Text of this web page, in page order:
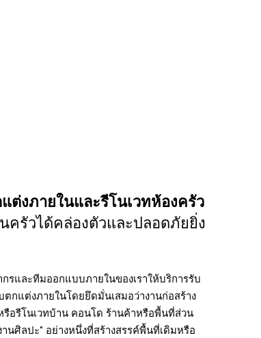
ต่งภายในและรีโนเวทห้องครัว
ครัวได้คล่องตัวและปลอดภัยยิ่ง
รและทีมออกแบบภายในของเราให้บริการรับ
ตกแต่งภายในโดยยึดมั่นเสมอว่างานก่อสร้าง
รือรีโนเวทบ้าน คอนโด ร้านค้าหรือพื้นที่ส่วน
านศิลปะ" อย่างหนึ่งที่สร้างสรรค์พื้นที่เดิมหรือ